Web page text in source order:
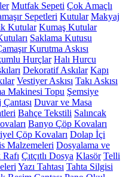
Mutfak Sepeti Çok Amaçlı
Sepetleri Kutular Makyaj
Kutular Kumaş Kutular
Saklama Kutusu
Kurutma Askısı
Hurçlar Halı Hurcu
Dekoratif Askılar Kapı
Vestiyer Askısı Takı Askısı
Makinesi Topu Şemsiye
Duvar ve Masa
Bahçe Tekstili Salıncak
Banyo Çöp Kovaları
Çöp Kovaları Dolap İçi
Malzemeleri Dosyalama ve
Çıtçıtlı Dosya Klasör Telli
Yazı Tahtası Tahta Silgisi